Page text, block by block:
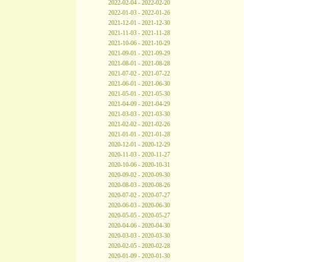
2022-02-04 - 2022-02-20
2022-01-03 - 2022-01-26
2021-12-01 - 2021-12-30
2021-11-03 - 2021-11-28
2021-10-06 - 2021-10-29
2021-09-01 - 2021-09-29
2021-08-01 - 2021-08-28
2021-07-02 - 2021-07-22
2021-06-01 - 2021-06-30
2021-05-01 - 2021-05-30
2021-04-09 - 2021-04-29
2021-03-03 - 2021-03-30
2021-02-02 - 2021-02-26
2021-01-01 - 2021-01-28
2020-12-01 - 2020-12-29
2020-11-03 - 2020-11-27
2020-10-06 - 2020-10-31
2020-09-02 - 2020-09-30
2020-08-03 - 2020-08-26
2020-07-02 - 2020-07-27
2020-06-03 - 2020-06-30
2020-05-05 - 2020-05-27
2020-04-06 - 2020-04-30
2020-03-03 - 2020-03-30
2020-02-05 - 2020-02-28
2020-01-09 - 2020-01-30